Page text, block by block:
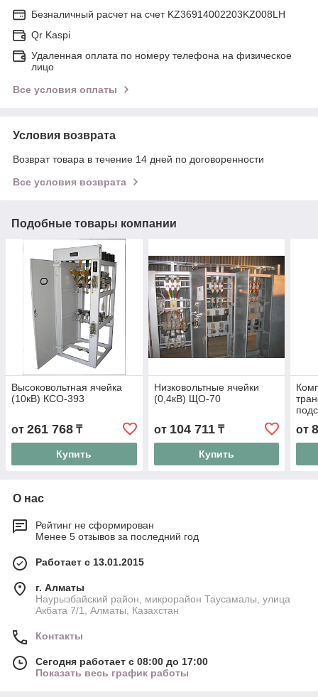
Безналичный расчет на счет KZ36914002203KZ008LH
Qr Kaspi
Удаленная оплата по номеру телефона на физическое
лицо
Все условия оплаты
Условия возврата
Возврат товара в течение 14 дней по договоренности
Все условия возврата
Подобные товары компании
Высоковольтная ячейка
(10кВ) КСО-393
от 261 768 ₸
Купить
Низковольтные ячейки
(0,4кВ) ЩО-70
от 104 711₸
Купить
от
О нас
Рейтинг не сформирован
Менее 5 отзывов за последний год
Работает с 13.01.2015
г. Алматы
Наурызбайский район, микрорайон Таусамалы, улица
Акбата 7/1, Алматы, Казахстан
Контакты
Сегодня работает с 08:00 до 17:00
Показать весь график работы